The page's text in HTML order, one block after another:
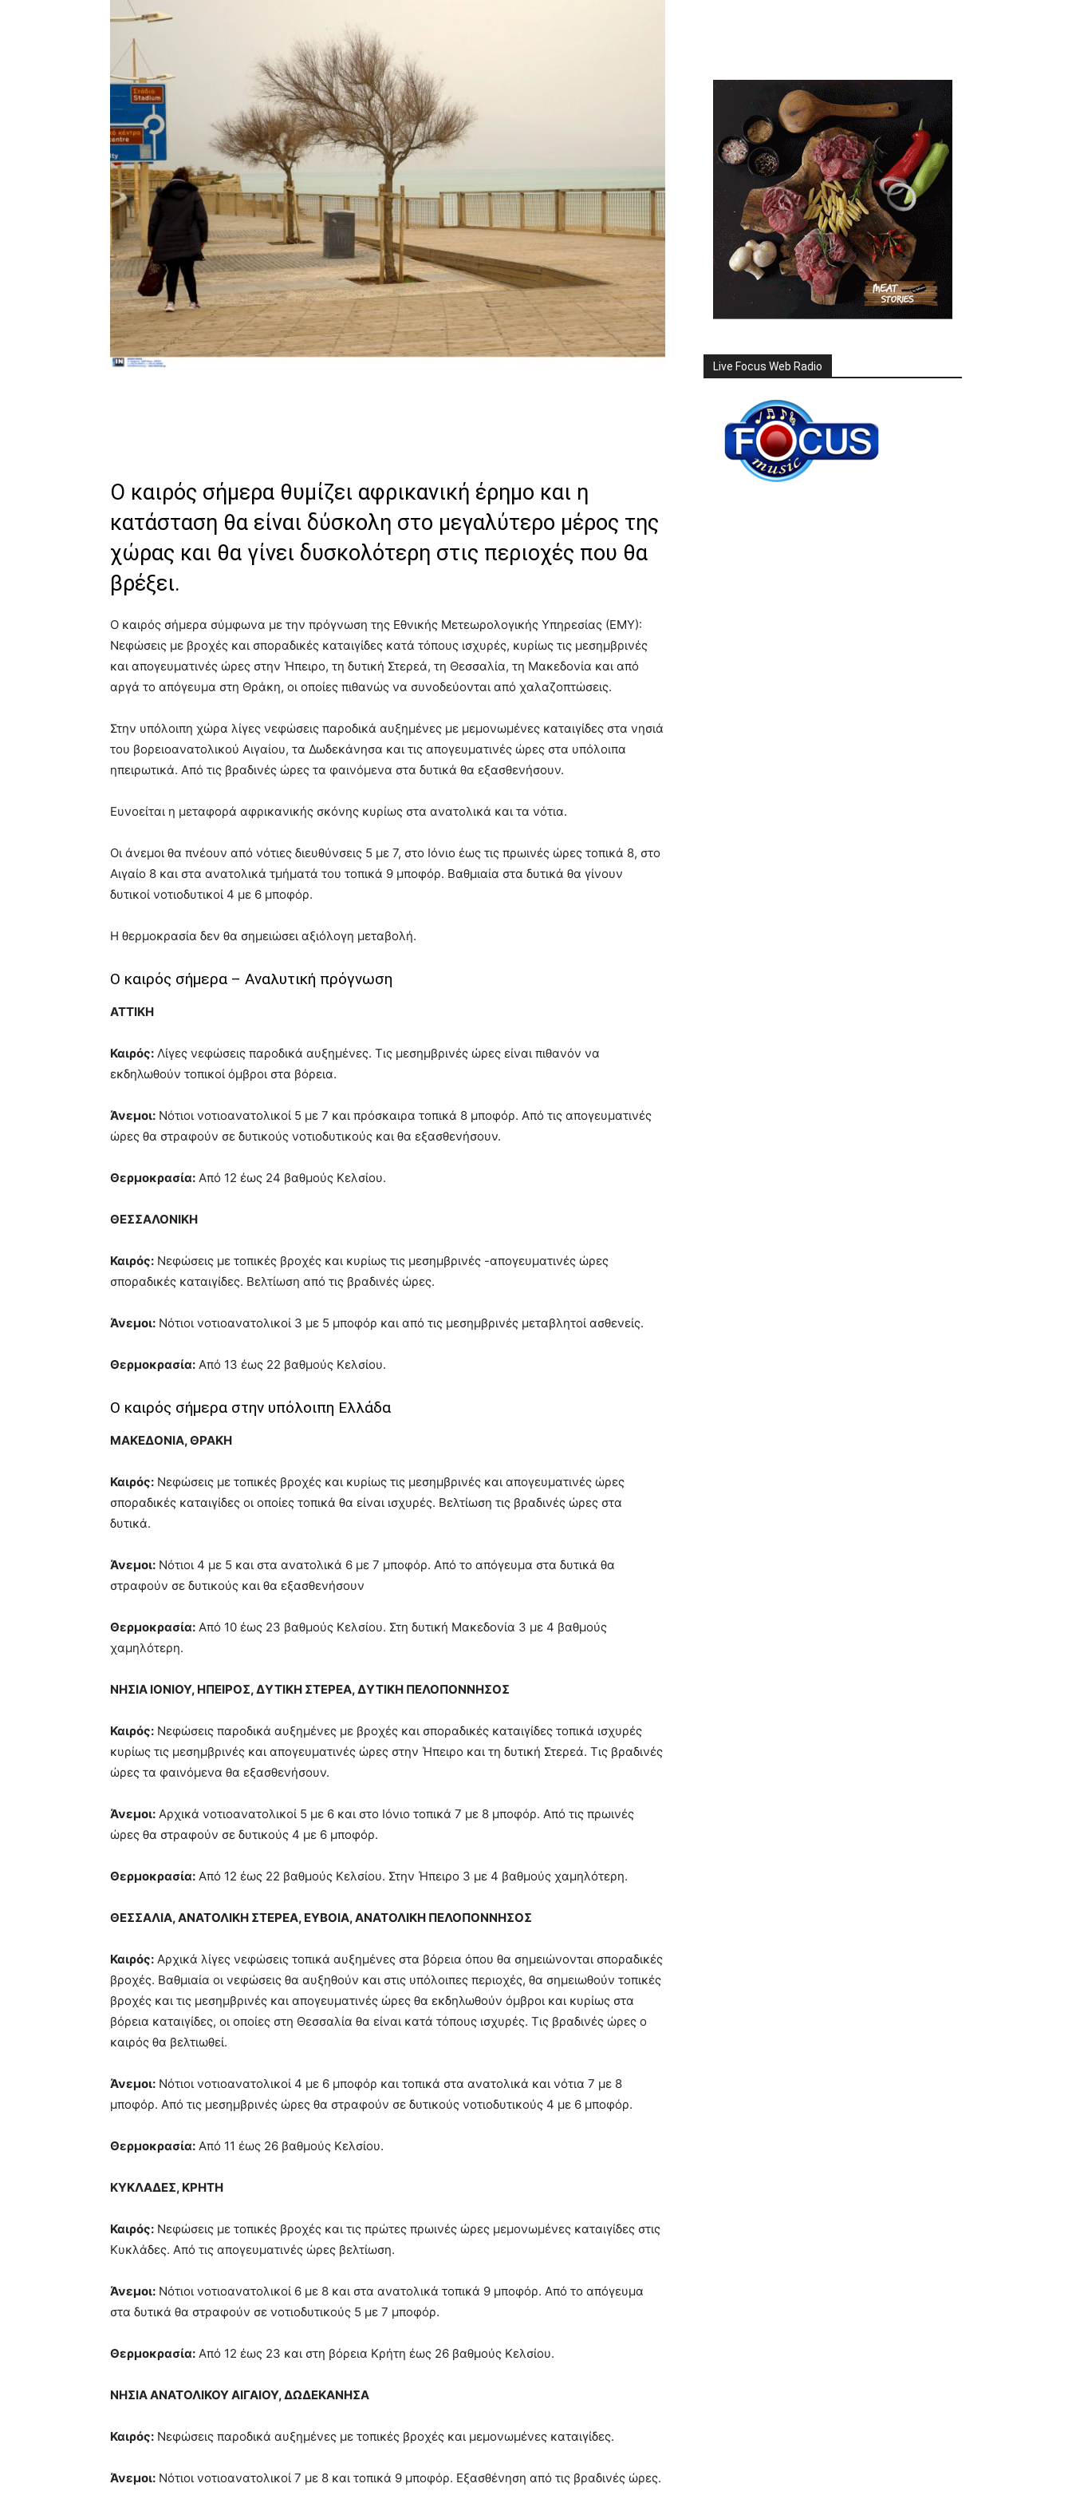
Ο καιρός σήμερα θυμίζει αφρικανική έρημο και η
κατάσταση θα είναι δύσκολη στο μεγαλύτερο μέρος της
χώρας και θα γίνει δυσκολότερη στις περιοχές που θα
βρέξει.
Ο καιρός σήμερα σύμφωνα με την πρόγνωση της Εθνικής Μετεωρολογικής Υπηρεσίας (ΕΜΥ):
Νεφώσεις με βροχές και σποραδικές καταιγίδες κατά τόπους ισχυρές, κυρίως τις μεσημβρινές
και απογευματινές ώρες στην Ήπειρο, τη δυτική Στερεά, τη Θεσσαλία, τη Μακεδονία και από
αργά το απόγευμα στη Θράκη, οι οποίες πιθανώς να συνοδεύονται από χαλαζοπτώσεις.
Στην υπόλοιπη χώρα λίγες νεφώσεις παροδικά αυξημένες με μεμονωμένες καταιγίδες στα νησιά
του βορειοανατολικού Αιγαίου, τα Δωδεκάνησα και τις απογευματινές ώρες στα υπόλοιπα
ηπειρωτικά. Από τις βραδινές ώρες τα φαινόμενα στα δυτικά θα εξασθενήσουν.
Ευνοείται η μεταφορά αφρικανικής σκόνης κυρίως στα ανατολικά και τα νότια.
Οι άνεμοι θα πνέουν από νότιες διευθύνσεις 5 με 7, στο Ιόνιο έως τις πρωινές ώρες τοπικά 8, στο
Αιγαίο 8 και στα ανατολικά τμήματά του τοπικά 9 μποφόρ. Βαθμιαία στα δυτικά θα γίνουν
δυτικοί νοτιοδυτικοί 4 με 6 μποφόρ.
Η θερμοκρασία δεν θα σημειώσει αξιόλογη μεταβολή.
Ο καιρός σήμερα – Αναλυτική πρόγνωση
ΑΤΤΙΚΗ
Καιρός: Λίγες νεφώσεις παροδικά αυξημένες. Τις μεσημβρινές ώρες είναι πιθανόν να
εκδηλωθούν τοπικοί όμβροι στα βόρεια.
Άνεμοι: Νότιοι νοτιοανατολικοί 5 με 7 και πρόσκαιρα τοπικά 8 μποφόρ. Από τις απογευματινές
ώρες θα στραφούν σε δυτικούς νοτιοδυτικούς και θα εξασθενήσουν.
Θερμοκρασία: Από 12 έως 24 βαθμούς Κελσίου.
ΘΕΣΣΑΛΟΝΙΚΗ
Καιρός: Νεφώσεις με τοπικές βροχές και κυρίως τις μεσημβρινές -απογευματινές ώρες
σποραδικές καταιγίδες. Βελτίωση από τις βραδινές ώρες.
Άνεμοι: Νότιοι νοτιοανατολικοί 3 με 5 μποφόρ και από τις μεσημβρινές μεταβλητοί ασθενείς.
Θερμοκρασία: Από 13 έως 22 βαθμούς Κελσίου.
Ο καιρός σήμερα στην υπόλοιπη Ελλάδα
ΜΑΚΕΔΟΝΙΑ, ΘΡΑΚΗ
Καιρός: Νεφώσεις με τοπικές βροχές και κυρίως τις μεσημβρινές και απογευματινές ώρες
σποραδικές καταιγίδες οι οποίες τοπικά θα είναι ισχυρές. Βελτίωση τις βραδινές ώρες στα
δυτικά.
Άνεμοι: Νότιοι 4 με 5 και στα ανατολικά 6 με 7 μποφόρ. Από το απόγευμα στα δυτικά θα
στραφούν σε δυτικούς και θα εξασθενήσουν
Θερμοκρασία: Από 10 έως 23 βαθμούς Κελσίου. Στη δυτική Μακεδονία 3 με 4 βαθμούς
χαμηλότερη.
ΝΗΣΙΑ ΙΟΝΙΟΥ, ΗΠΕΙΡΟΣ, ΔΥΤΙΚΗ ΣΤΕΡΕΑ, ΔΥΤΙΚΗ ΠΕΛΟΠΟΝΝΗΣΟΣ
Καιρός: Νεφώσεις παροδικά αυξημένες με βροχές και σποραδικές καταιγίδες τοπικά ισχυρές
κυρίως τις μεσημβρινές και απογευματινές ώρες στην Ήπειρο και τη δυτική Στερεά. Τις βραδινές
ώρες τα φαινόμενα θα εξασθενήσουν.
Άνεμοι: Αρχικά νοτιοανατολικοί 5 με 6 και στο Ιόνιο τοπικά 7 με 8 μποφόρ. Από τις πρωινές
ώρες θα στραφούν σε δυτικούς 4 με 6 μποφόρ.
Θερμοκρασία: Από 12 έως 22 βαθμούς Κελσίου. Στην Ήπειρο 3 με 4 βαθμούς χαμηλότερη.
ΘΕΣΣΑΛΙΑ, ΑΝΑΤΟΛΙΚΗ ΣΤΕΡΕΑ, ΕΥΒΟΙΑ, ΑΝΑΤΟΛΙΚΗ ΠΕΛΟΠΟΝΝΗΣΟΣ
Καιρός: Αρχικά λίγες νεφώσεις τοπικά αυξημένες στα βόρεια όπου θα σημειώνονται σποραδικές
βροχές. Βαθμιαία οι νεφώσεις θα αυξηθούν και στις υπόλοιπες περιοχές, θα σημειωθούν τοπικές
βροχές και τις μεσημβρινές και απογευματινές ώρες θα εκδηλωθούν όμβροι και κυρίως στα
βόρεια καταιγίδες, οι οποίες στη Θεσσαλία θα είναι κατά τόπους ισχυρές. Τις βραδινές ώρες ο
καιρός θα βελτιωθεί.
Άνεμοι: Νότιοι νοτιοανατολικοί 4 με 6 μποφόρ και τοπικά στα ανατολικά και νότια 7 με 8
μποφόρ. Από τις μεσημβρινές ώρες θα στραφούν σε δυτικούς νοτιοδυτικούς 4 με 6 μποφόρ.
Θερμοκρασία: Από 11 έως 26 βαθμούς Κελσίου.
ΚΥΚΛΑΔΕΣ, ΚΡΗΤΗ
Καιρός: Νεφώσεις με τοπικές βροχές και τις πρώτες πρωινές ώρες μεμονωμένες καταιγίδες στις
Κυκλάδες. Από τις απογευματινές ώρες βελτίωση.
Άνεμοι: Νότιοι νοτιοανατολικοί 6 με 8 και στα ανατολικά τοπικά 9 μποφόρ. Από το απόγευμα
στα δυτικά θα στραφούν σε νοτιοδυτικούς 5 με 7 μποφόρ.
Θερμοκρασία: Από 12 έως 23 και στη βόρεια Κρήτη έως 26 βαθμούς Κελσίου.
ΝΗΣΙΑ ΑΝΑΤΟΛΙΚΟΥ ΑΙΓΑΙΟΥ, ΔΩΔΕΚΑΝΗΣΑ
Καιρός: Νεφώσεις παροδικά αυξημένες με τοπικές βροχές και μεμονωμένες καταιγίδες.
Άνεμοι: Νότιοι νοτιοανατολικοί 7 με 8 και τοπικά 9 μποφόρ. Εξασθένηση από τις βραδινές ώρες.
Live Focus Web Radio